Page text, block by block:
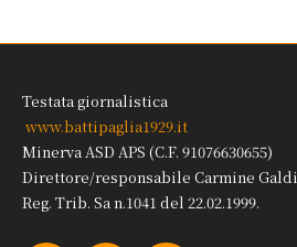
Testata giornalistica
www.battipaglia1929.it
Minerva ASD APS (C.F. 91076630655)
Direttore/responsabile Carmine Galdi
Reg. Trib. Sa n.1041 del 22.02.1999.